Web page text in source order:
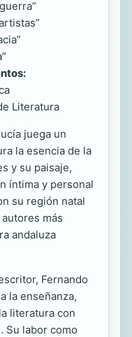
Literatura
juega un
la esencia de la
y su paisaje,
íntima y personal
su región natal
más
andaluza
Fernando
la enseñanza,
literatura con
Su labor como